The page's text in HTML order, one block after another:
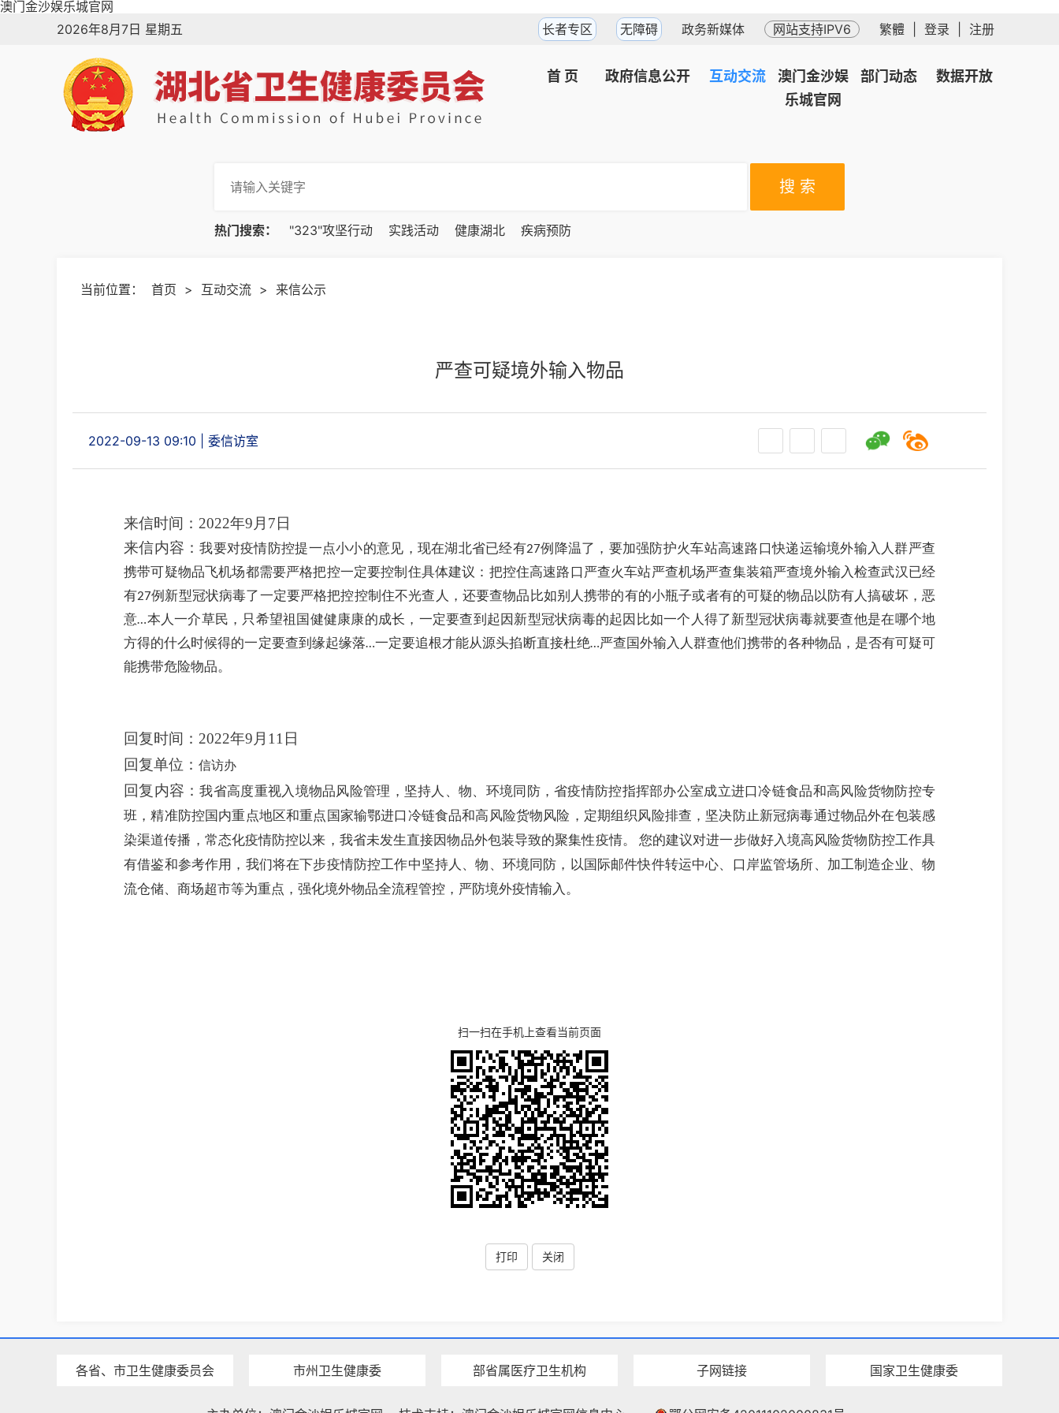
澳门金沙娱乐城官网
2026年8月7日 星期五
长者专区 无障碍 政务新媒体 网站支持IPV6 繁體 登录 注册
首 页 政府信息公开 互动交流
澳门金沙娱
乐城官网
部门动态 数据开放
搜 索
热门搜索： "323"攻坚行动 实践活动 健康湖北 疾病预防
当前位置： 首页 > 互动交流 > 来信公示
严查可疑境外输入物品
2022-09-13 09:10 委信访室
来信时间：2022年9月7日
来信内容：我要对疫情防控提一点小小的意见，现在湖北省已经有27例降温了，要加强防护火车站高速路口快递运输境外输入人群严查
携带可疑物品飞机场都需要严格把控一定要控制住具体建议：把控住高速路口严查火车站严查机场严查集装箱严查境外输入检查武汉已经
有27例新型冠状病毒了一定要严格把控控制住不光查人，还要查物品比如别人携带的有的小瓶子或者有的可疑的物品以防有人搞破坏，恶
意…本人一介草民，只希望祖国健健康康的成长，一定要查到起因新型冠状病毒的起因比如一个人得了新型冠状病毒就要查他是在哪个地
方得的什么时候得的一定要查到缘起缘落…一定要追根才能从源头掐断直接杜绝…严查国外输入人群查他们携带的各种物品，是否有可疑可
能携带危险物品。
回复时间：2022年9月11日
回复单位： 信访办
回复内容：我省高度重视入境物品风险管理，坚持人、物、环境同防，省疫情防控指挥部办公室成立进口冷链食品和高风险货物防控专
班，精准防控国内重点地区和重点国家输鄂进口冷链食品和高风险货物风险，定期组织风险排查，坚决防止新冠病毒通过物品外在包装感
染渠道传播，常态化疫情防控以来，我省未发生直接因物品外包装导致的聚集性疫情。 您的建议对进一步做好入境高风险货物防控工作具
有借鉴和参考作用，我们将在下步疫情防控工作中坚持人、物、环境同防，以国际邮件快件转运中心、口岸监管场所、加工制造企业、物
流仓储、商场超市等为重点，强化境外物品全流程管控，严防境外疫情输入。
扫一扫在手机上查看当前页面
打印 关闭
各省、市卫生健康委员会 市州卫生健康委 部省属医疗卫生机构 子网链接 国家卫生健康委